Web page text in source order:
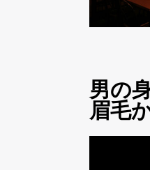
男の
眉毛